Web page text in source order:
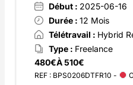
Début : 2025-06-16
Durée :12 Mois
Télétravail : Hybrid
Type : Freelance
480€À 510€
REF : BPS0206DTFR10 -